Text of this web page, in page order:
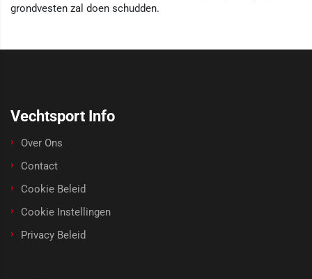
grondvesten zal doen schudden.
Vechtsport Info
Over Ons
Contact
Cookie Beleid
Cookie Instellingen
Privacy Beleid